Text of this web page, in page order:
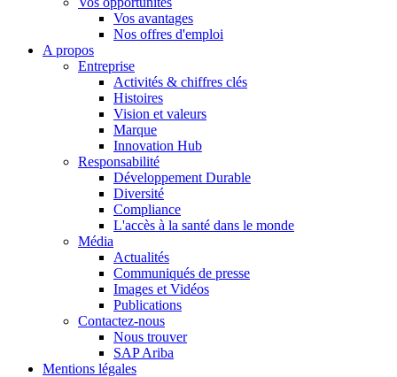
Vos avantages
Nos offres d'emploi
A propos
Entreprise
Activités & chiffres clés
Histoires
Vision et valeurs
Marque
Innovation Hub
Responsabilité
Développement Durable
Diversité
Compliance
L'accès à la santé dans le monde
Média
Actualités
Communiqués de presse
Images et Vidéos
Publications
Contactez-nous
Nous trouver
SAP Ariba
Mentions légales